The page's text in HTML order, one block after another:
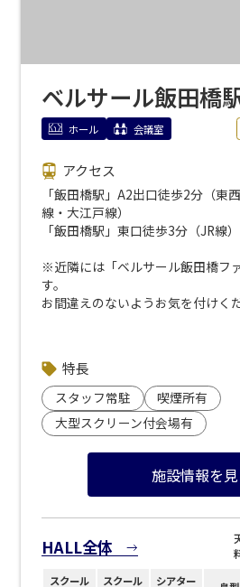
ベルサール飯田橋
ホール 会議室
アクセス
「飯田橋駅」A2出口徒歩2分（東
線・大江戸線）
「飯田橋駅」東口徒歩3分（JR線）
※近隣には「ベルサール飯田橋フ
す。
お間違えのないようお気を付けく
さい。
<strong><a style="color: blue;
underline;" href="https://www.s-
park</a>」</a></strong>（公財）
特長
スタッフ常駐
喫煙所有
大型スクリーン付会場有
施設情報を
HALL全体
スクール
スクール
シアター